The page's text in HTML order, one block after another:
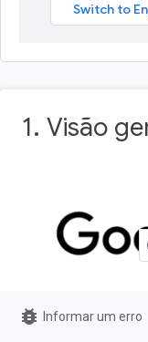
1. Visão
Este codelab
bug_report Informar um erro